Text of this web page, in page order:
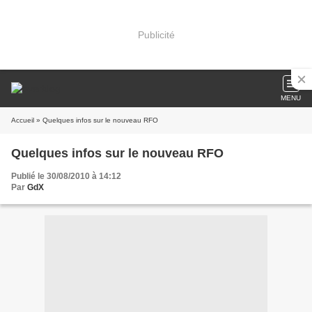
Publicité
MENU
Accueil » Quelques infos sur le nouveau RFO
Quelques infos sur le nouveau RFO
Publié le 30/08/2010 à 14:12
Par GdX